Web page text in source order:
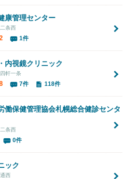
康管理センター
条西
1件
内視鏡クリニック
軒一条
7件 118件
働保健管理協会札幌総合健診センタ
条西
0件
ック
西